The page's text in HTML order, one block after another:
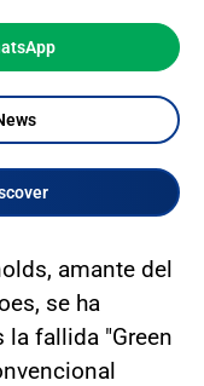
amante del
se ha
la fallida "Green